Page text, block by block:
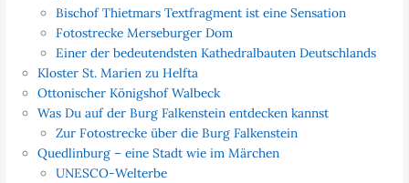
Bischof Thietmars Textfragment ist eine Sensation
Fotostrecke Merseburger Dom
Einer der bedeutendsten Kathedralbauten Deutschlands
Kloster St. Marien zu Helfta
Ottonischer Königshof Walbeck
Was Du auf der Burg Falkenstein entdecken kannst
Zur Fotostrecke über die Burg Falkenstein
Quedlinburg – eine Stadt wie im Märchen
UNESCO-Welterbe